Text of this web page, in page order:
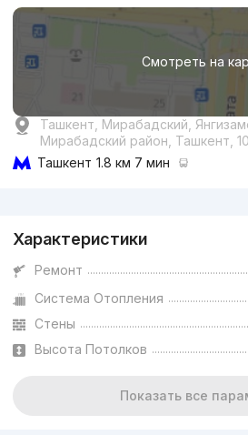
Смотреть на
Ташкент, Мирабадский,
Мирабадский район, Ташкент,
Ташкент 1.8 км 7 мин
Характеристики
Ремонт
Система Отопления
Стены
Высота Потолков
Показать все